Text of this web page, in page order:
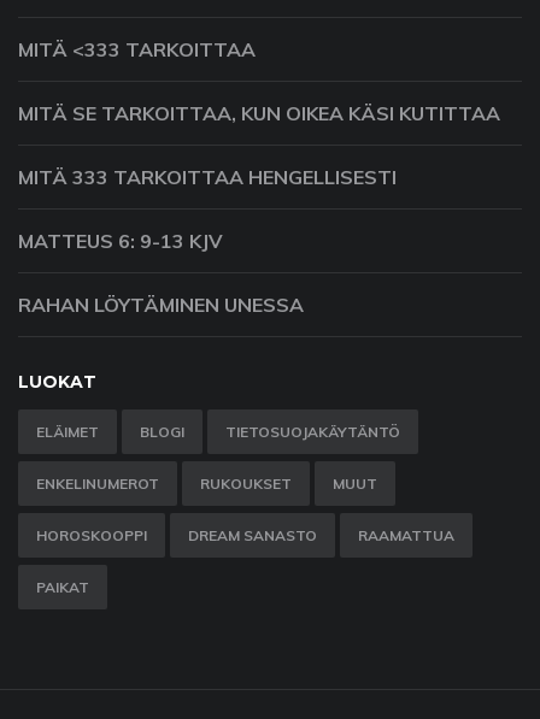
MITÄ <333 TARKOITTAA
MITÄ SE TARKOITTAA, KUN OIKEA KÄSI KUTITTAA
MITÄ 333 TARKOITTAA HENGELLISESTI
MATTEUS 6: 9-13 KJV
RAHAN LÖYTÄMINEN UNESSA
LUOKAT
ELÄIMET BLOGI TIETOSUOJAKÄYTÄNTÖ
ENKELINUMEROT RUKOUKSET MUUT
HOROSKOOPPI DREAM SANASTO RAAMATTUA
PAIKAT